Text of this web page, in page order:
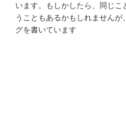
います。もしかしたら、同じこ
うこともあるかもしれませんが
グを書いています